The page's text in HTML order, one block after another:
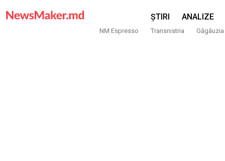
ȘTIRI ANALIZE
NM Espresso Transnistria Găgăuzia